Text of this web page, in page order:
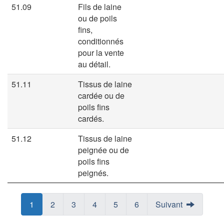
51.09
Fils de laine
ou de poils
fins,
conditionnés
pour la vente
au détail.
51.11
Tissus de laine
cardée ou de
poils fins
cardés.
51.12
Tissus de laine
peignée ou de
poils fins
peignés.
Page
Page
1 Page
Page
2 Page
Page
3 Page
Page
4 Page
Page
5 Page
Page
6 Suivant